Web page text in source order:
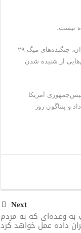
نیست.
بنابر گزارش کانال‌های نظارتی اسرائیل، اندکی پس از اعلام بسته شدن حریم هوایی ایران، جنگنده‌های میگ-۲۹
از شنیده‌ شدن
آمریکا
و پنتاگون روز
Next
به وعده‌ای که به مردم
داده عمل خواهد کرد